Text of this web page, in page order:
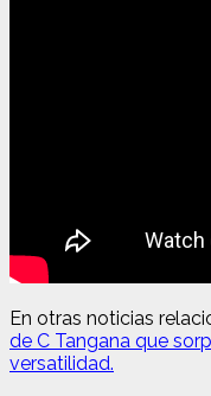
En otras noticias
de C Tangana que
versatilidad.